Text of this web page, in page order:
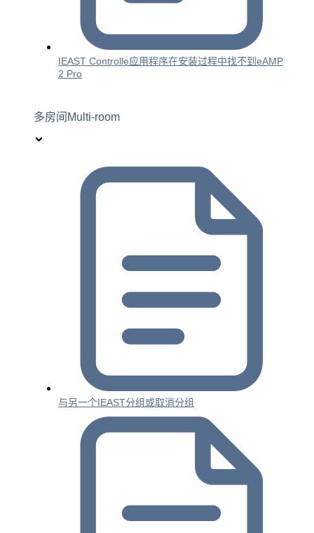
IEAST Controlle应用程序在安装过程中找不到eAMP
2 Pro
多房间Multi-room
与另一个IEAST分组或取消分组